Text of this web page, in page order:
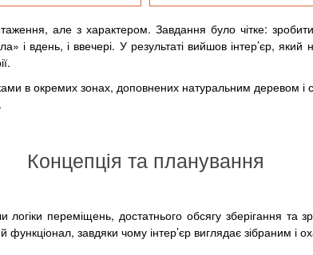
але з характером. Завдання було чітке:
вдень, і ввечері. У результаті вийшов інтер’єр, який
в окремих зонах, доповнених натуральним деревом
Концепція та планування
переміщень, достатнього обсягу зберігання
завдяки чому інтер’єр виглядає зібраним і